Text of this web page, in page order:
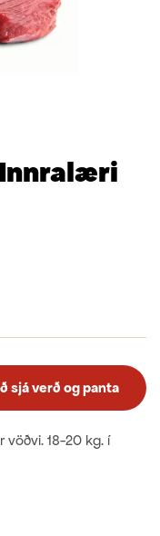
sjá verð og panta
18-20 kg. í